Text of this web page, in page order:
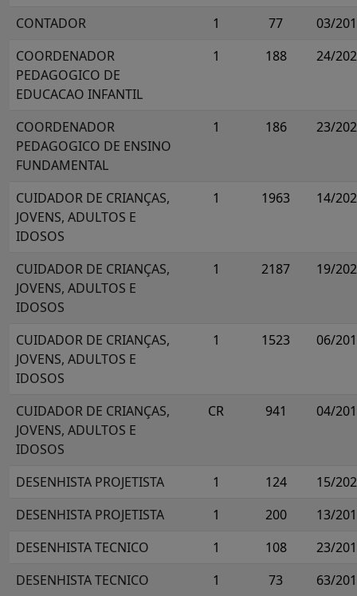
CONTADOR
1 77
03/
COORDENADOR
PEDAGOGICO DE
EDUCACAO INFANTIL
1 188 24/
COORDENADOR
PEDAGOGICO DE ENSINO
FUNDAMENTAL
1 186 23/
CUIDADOR DE CRIANÇAS,
JOVENS, ADULTOS E
IDOSOS
1 1963 14/
CUIDADOR DE CRIANÇAS,
JOVENS, ADULTOS E
IDOSOS
1 2187 19/
CUIDADOR DE CRIANÇAS,
JOVENS, ADULTOS E
IDOSOS
1 1523 06/
CUIDADOR DE CRIANÇAS,
JOVENS, ADULTOS E
IDOSOS
CR 941 04/
DESENHISTA PROJETISTA 1 124
15/
DESENHISTA PROJETISTA
1 200
13/
DESENHISTA TECNICO
1 108
23/
DESENHISTA TECNICO
1 73 63/